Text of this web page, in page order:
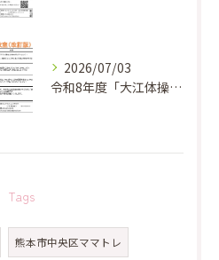
2026/07/03
令和8年度「大江体操教室 夏休み短期教教室」のお知らせ✨
Tags
熊本市中央区ママトレ